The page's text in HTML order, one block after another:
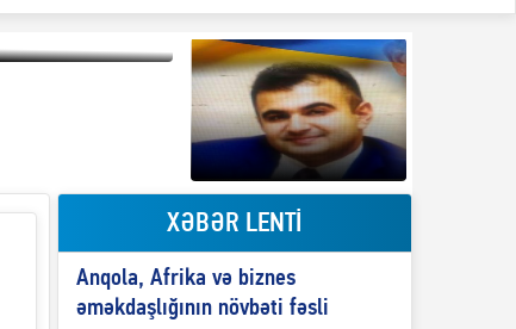
Elşad Abdullayevin
erməniləri
maliyyələşdirən oğlu
niyə Azərbaycana
ekstradisiya olunmur?
XƏBƏR LENTİ
Anqola, Afrika və biznes
əməkdaşlığının növbəti fəsli